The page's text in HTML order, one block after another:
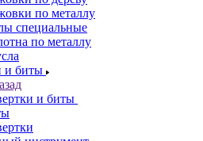
по металлу
специальные
по металлу
и биты
и биты